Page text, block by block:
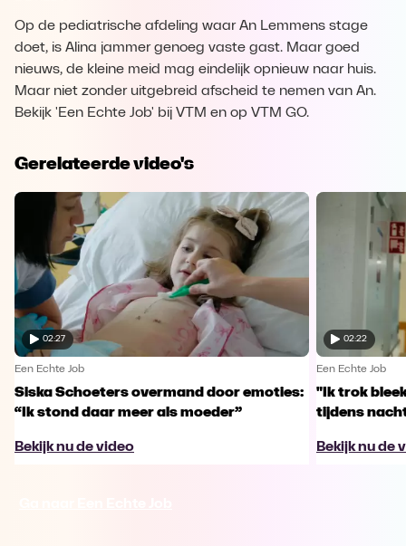
Op de pediatrische afdeling waar An Lemmens stage
doet, is Alina jammer genoeg vaste gast. Maar goed
nieuws, de kleine meid mag eindelijk opnieuw naar huis.
Maar niet zonder uitgebreid afscheid te nemen van An.
Bekijk 'Een Echte Job' bij VTM en op VTM GO.
Gerelateerde video's
02:27
Een Echte Job
Siska Schoeters overmand door emoties:
“Ik stond daar meer als moeder”
Bekijk nu de video
02:22
Een Echte Job
"Ik trok
tijdens
Bekijk nu de